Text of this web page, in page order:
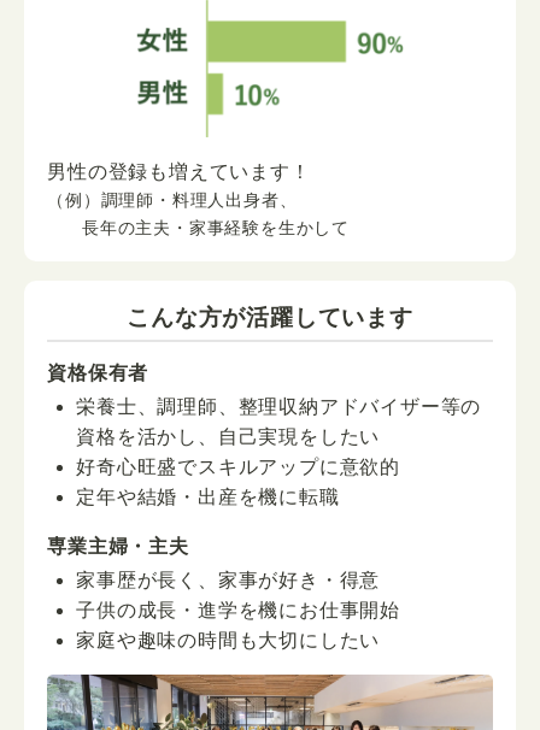
男性の登録も増えています！
（例）調理師・料理人出身者、
長年の主夫・家事経験を生かして
こんな方が活躍しています
資格保有者
栄養士、調理師、整理収納アドバイザー等の
資格を活かし、自己実現をしたい
好奇心旺盛でスキルアップに意欲的
定年や結婚・出産を機に転職
専業主婦・主夫
家事歴が長く、家事が好き・得意
子供の成長・進学を機にお仕事開始
家庭や趣味の時間も大切にしたい